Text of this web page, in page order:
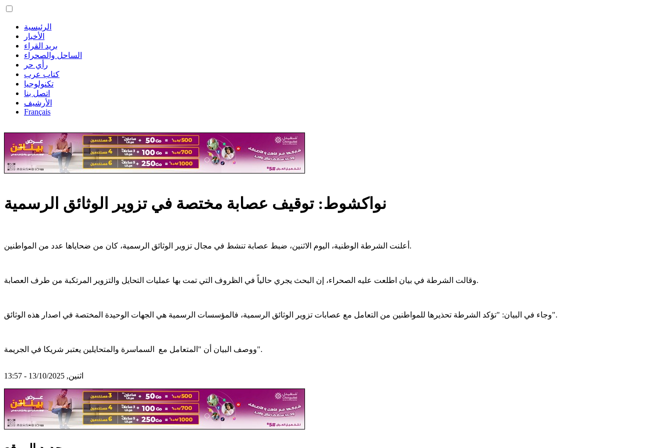
الرئيسية
الأخبار
بريد القراء
الساحل والصحراء
رأي حر
كتاب عرب
تكنولوجيا
اتصل بنا
الأرشيف
Français
نواكشوط: توقيف عصابة مختصة في تزوير الوثائق الرسمية
أعلنت الشرطة الوطنية، اليوم الاثنين، ضبط عصابة تنشط في مجال تزوير الوثائق الرسمية، كان من ضحاياها عدد من المواطنين.
وقالت الشرطة في بيان اطلعت عليه الصحراء، إن البحث يجري حالياً في الظروف التي تمت بها عمليات التحايل والتزوير المرتكبة من طرف العصابة.
وجاء في البيان: "تؤكد الشرطة تحذيرها للمواطنين من التعامل مع عصابات تزوير الوثائق الرسمية، فالمؤسسات الرسمية هي الجهات الوحيدة المختصة في اصدار هذه الوثائق".
ووصف البيان أن "المتعامل مع السماسرة والمتحايلين يعتبر شريكا في الجريمة".
اثنين, 13/10/2025 - 13:57